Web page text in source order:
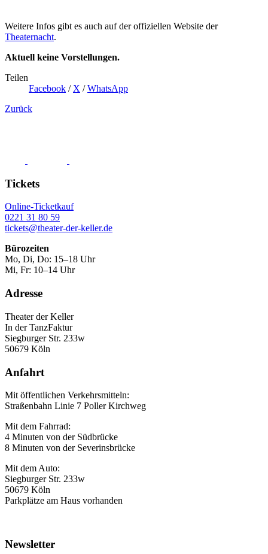
Weitere Infos gibt es auch auf der offiziellen Website der
Theaternacht.
Aktuell keine Vorstellungen.
Teilen
Facebook / X /WhatsApp
Zurück
Tickets
Online-Ticketkauf
0221 31 80 59
tickets@theater-der-keller.de
Bürozeiten
Mo, Di, Do: 15–18 Uhr
Mi, Fr: 10–14 Uhr
Adresse
Theater der Keller
In der TanzFaktur
Siegburger Str. 233w
50679 Köln
Anfahrt
Mit öffentlichen Verkehrsmitteln:
Straßenbahn Linie 7 Poller Kirchweg
Mit dem Fahrrad:
4 Minuten von der Südbrücke
8 Minuten von der Severinsbrücke
Mit dem Auto:
Siegburger Str. 233w
50679 Köln
Parkplätze am Haus vorhanden
Newsletter